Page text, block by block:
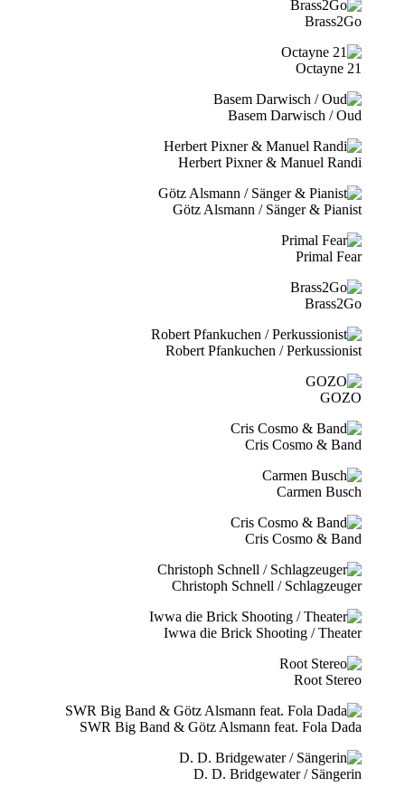
Brass2Go
21 Octayne
Basem Darwisch / Oud
Herbert Pixner & Manuel Randi
Götz Alsmann / Sänger & Pianist
Primal Fear
Brass2Go
Robert Pfankuchen / Perkussionist
GOZO
Cris Cosmo & Band
Carmen Busch
Cris Cosmo & Band
Christoph Schnell / Schlagzeuger
Iwwa die Brick Shooting / Theater
Root Stereo
SWR Big Band & Götz Alsmann feat. Fola Dada
D. D. Bridgewater / Sängerin